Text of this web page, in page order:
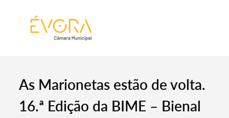
As Marionetas estão de volta.
16.ª Edição da BIME – Bienal